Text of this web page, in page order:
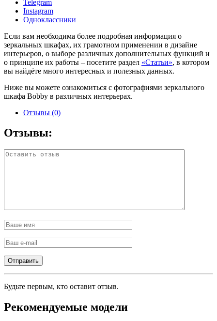
Telegram
Instagram
Одноклассники
Если вам необходима более подробная информация о
зеркальных шкафах, их грамотном применении в дизайне
интерьеров, о выборе различных дополнительных функций и
о принципе их работы – посетите раздел «Статьи», в котором
вы найдёте много интересных и полезных данных.
Ниже вы можете ознакомиться с фотографиями зеркального
шкафа Bobby в различных интерьерах.
Отзывы (0)
Отзывы:
Будьте первым, кто оставит отзыв.
Рекомендуемые модели